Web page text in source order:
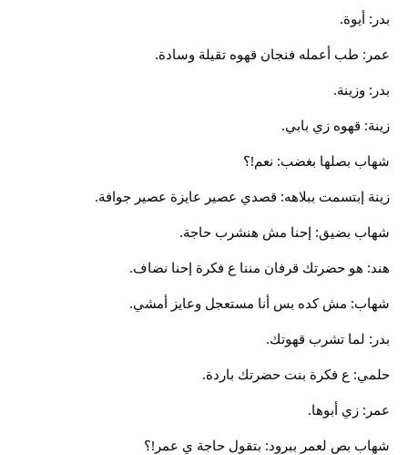
بدر: أيوة.
عمر: طب أعمله فنجان قهوه تقيلة وسادة.
بدر: وزينة.
زينة: قهوه زي بابي.
شهاب بصلها بغضب: نعم!؟
زينة إبتسمت ببلاهه: قصدي عصير عايزة عصير جوافة.
شهاب بضيق: إحنا مش هنشرب حاجة.
هند: هو حضرتك قرفان مننا ع فكرة إحنا نضاف.
شهاب: مش كده بس أنا مستعجل وعايز أمشي.
بدر: لما تشرب قهوتك.
حلمي: ع فكرة بنت حضرتك باردة.
عمر: زي أبوها.
شهاب بص لعمر ببرود: بتقول حاجة ي عمر!؟